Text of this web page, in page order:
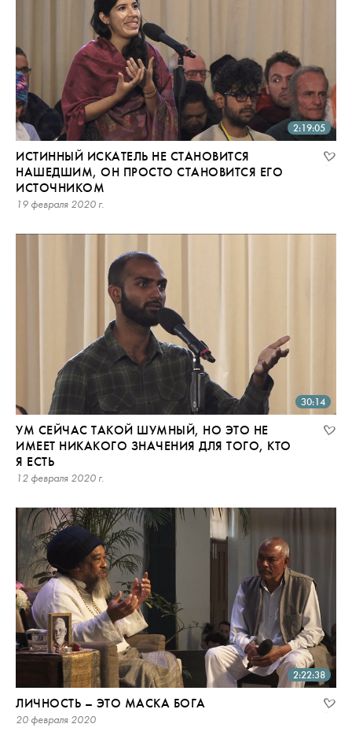
2:19:05
ИСТИННЫЙ ИСКАТЕЛЬ НЕ СТАНОВИТСЯ
НАШЕДШИМ, ОН ПРОСТО СТАНОВИТСЯ ЕГО
ИСТОЧНИКОМ
19 февраля 2020 г.
30:14
УМ СЕЙЧАС ТАКОЙ ШУМНЫЙ, НО ЭТО НЕ
ИМЕЕТ НИКАКОГО ЗНАЧЕНИЯ ДЛЯ ТОГО, КТО
Я ЕСТЬ
12 февраля 2020 г.
2:22:38
ЛИЧНОСТЬ – ЭТО МАСКА БОГА
20 февраля 2020